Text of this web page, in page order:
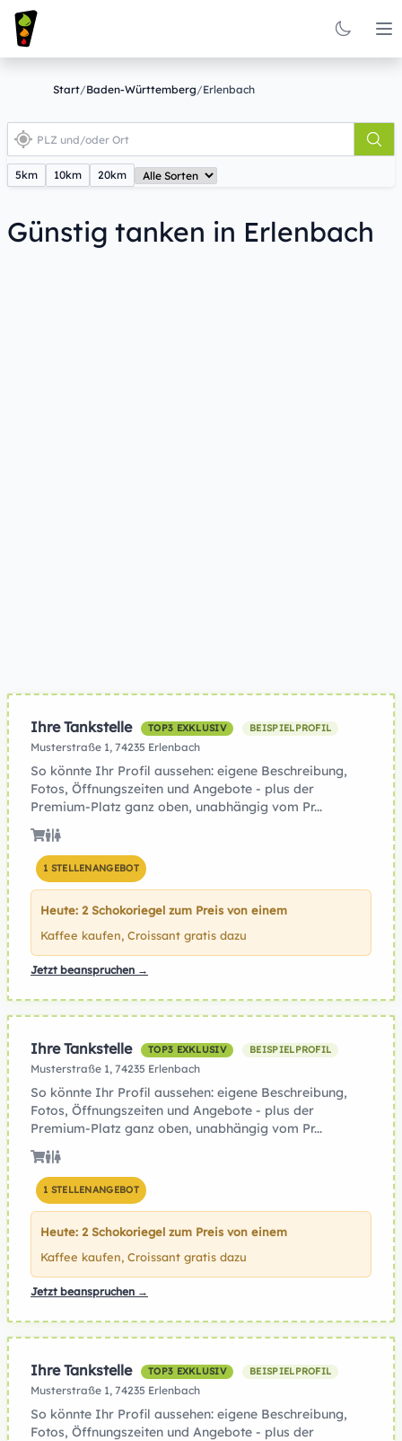
Start/Baden-Württemberg/Erlenbach
5km 10km 20km
Günstig tanken in Erlenbach
Ihre Tankstelle TOP3 EXKLUSIV BEISPIELPROFIL
Musterstraße 1, 74235 Erlenbach
So könnte Ihr Profil aussehen: eigene Beschreibung,
Fotos, Öffnungszeiten und Angebote - plus der
Premium-Platz ganz oben, unabhängig vom Pr...
1 STELLENANGEBOT
Heute: 2 Schokoriegel zum Preis von einem
Kaffee kaufen, Croissant gratis dazu
Jetzt beanspruchen →
Ihre Tankstelle TOP3 EXKLUSIV BEISPIELPROFIL
Musterstraße 1, 74235 Erlenbach
So könnte Ihr Profil aussehen: eigene Beschreibung,
Fotos, Öffnungszeiten und Angebote - plus der
Premium-Platz ganz oben, unabhängig vom Pr...
1 STELLENANGEBOT
Heute: 2 Schokoriegel zum Preis von einem
Kaffee kaufen, Croissant gratis dazu
Jetzt beanspruchen →
Ihre Tankstelle TOP3 EXKLUSIV BEISPIELPROFIL
Musterstraße 1, 74235 Erlenbach
So könnte Ihr Profil aussehen: eigene Beschreibung,
Fotos, Öffnungszeiten und Angebote - plus der